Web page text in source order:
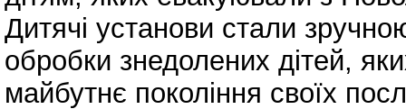
Дитячі установи стали
обробки знедолених дітей,
майбутнє покоління своїх